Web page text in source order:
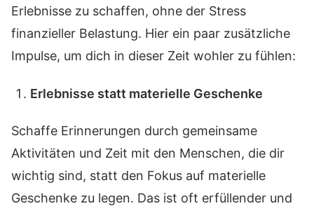
Erlebnisse zu schaffen, ohne der Stress
finanzieller Belastung. Hier ein paar zusätzliche
Impulse, um dich in dieser Zeit wohler zu fühlen:
Erlebnisse statt materielle Geschenke
Schaffe Erinnerungen durch gemeinsame
Aktivitäten und Zeit mit den Menschen, die dir
wichtig sind, statt den Fokus auf materielle
Geschenke zu legen. Das ist oft erfüllender und